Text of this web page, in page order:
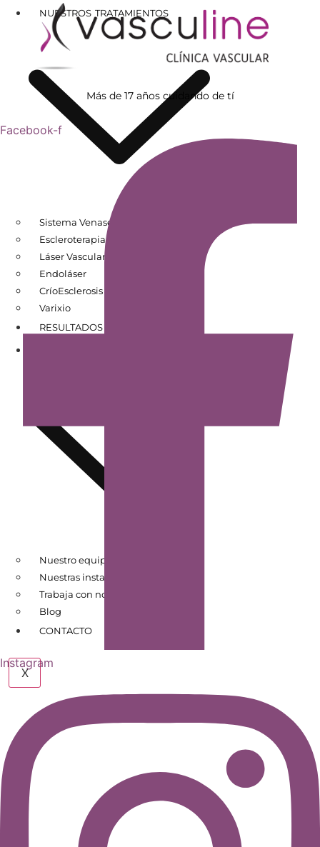
NUESTROS TRATAMIENTOS
Sistema Venaseal
Escleroterapia
Láser Vascular
Endoláser
CríoEsclerosis
Varixio
RESULTADOS DE PACIENTES
Nuestro equipo
Nuestras instalaciones
Trabaja con nosotros
Blog
CONTACTO
X
Más de 17 años cuidando de tí
Facebook-f
Instagram